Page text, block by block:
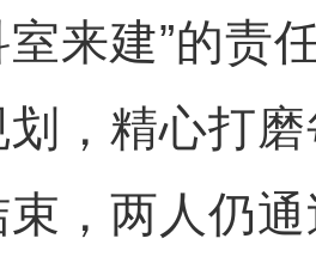
室来建”的责
，精心打
，两人仍